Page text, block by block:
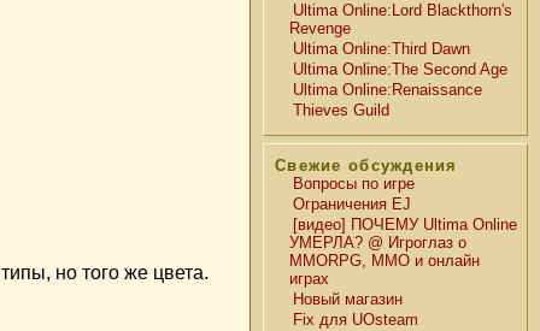
Ultima Online:Lord Blackthorn's
Revenge
Ultima Online:Third Dawn
Ultima Online:The Second Age
Ultima Online:Renaissance
Thieves Guild
Свежие обсуждения
Вопросы по игре
Ограничения EJ
[видео] ПОЧЕМУ Ultima Online
УМЕРЛА? @ Игроглаз о
MMORPG, MMO и онлайн
играх
Новый магазин
Fix для UOsteam
но того же цвета.